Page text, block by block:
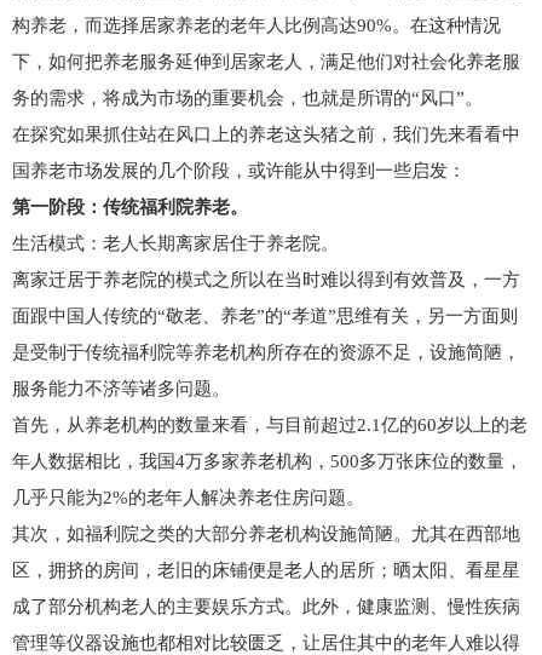
构养老，而选择居家养老的老年人比例高达90%。在这种情况
下，如何把养老服务延伸到居家老人，满足他们对社会化养老服
务的需求，将成为市场的重要机会，也就是所谓的“风口”。
在探究如果抓住站在风口上的养老这头猪之前，我们先来看看中
国养老市场发展的几个阶段，或许能从中得到一些启发：
第一阶段：传统福利院养老。
生活模式：老人长期离家居住于养老院。
离家迁居于养老院的模式之所以在当时难以得到有效普及，一方
面跟中国人传统的“敬老、养老”的“孝道”思维有关，另一方面则
是受制于传统福利院等养老机构所存在的资源不足，设施简陋，
服务能力不济等诸多问题。
首先，从养老机构的数量来看，与目前超过2.1亿的60岁以上的老
年人数据相比，我国4万多家养老机构，500多万张床位的数量，
几乎只能为2%的老年人解决养老住房问题。
其次，如福利院之类的大部分养老机构设施简陋。尤其在西部地
区，拥挤的房间，老旧的床铺便是老人的居所；晒太阳、看星星
成了部分机构老人的主要娱乐方式。此外，健康监测、慢性疾病
管理等仪器设施也都相对比较匮乏，让居住其中的老年人难以得